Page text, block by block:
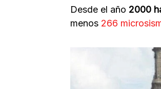
Desde el año 2000
menos 266